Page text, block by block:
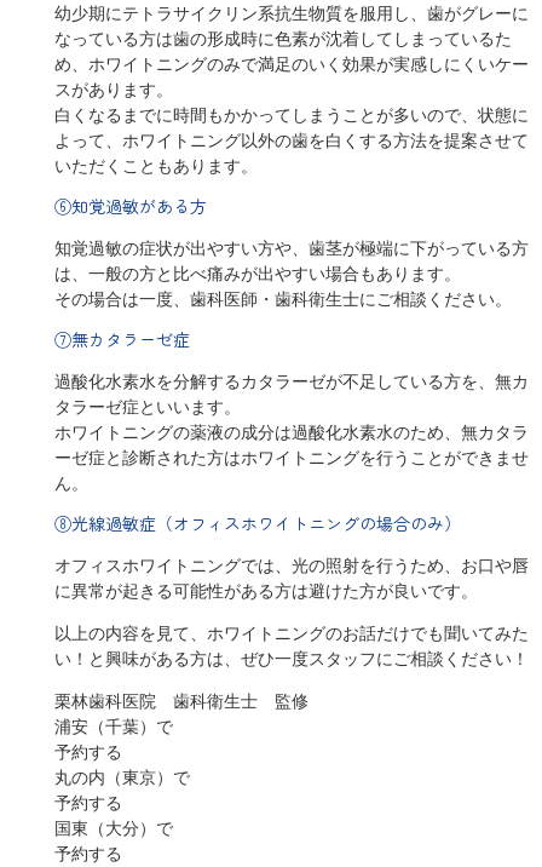
幼少期にテトラサイクリン系抗生物質を服用し、歯がグレーに
なっている方は歯の形成時に色素が沈着してしまっているた
め、ホワイトニングのみで満足のいく効果が実感しにくいケー
スがあります。
白くなるまでに時間もかかってしまうことが多いので、状態に
よって、ホワイトニング以外の歯を白くする方法を提案させて
いただくこともあります。
⑥知覚過敏がある方
知覚過敏の症状が出やすい方や、歯茎が極端に下がっている方
は、一般の方と比べ痛みが出やすい場合もあります。
その場合は一度、歯科医師・歯科衛生士にご相談ください。
⑦無カタラーゼ症
過酸化水素水を分解するカタラーゼが不足している方を、無カ
タラーゼ症といいます。
ホワイトニングの薬液の成分は過酸化水素水のため、無カタラ
ーゼ症と診断された方はホワイトニングを行うことができませ
ん。
⑧光線過敏症（オフィスホワイトニングの場合のみ）
オフィスホワイトニングでは、光の照射を行うため、お口や唇
に異常が起きる可能性がある方は避けた方が良いです。
以上の内容を見て、ホワイトニングのお話だけでも聞いてみた
い！と興味がある方は、ぜひ一度スタッフにご相談ください！
栗林歯科医院 歯科衛生士 監修
浦安（千葉）で
予約する
丸の内（東京）で
予約する
国東（大分）で
予約する